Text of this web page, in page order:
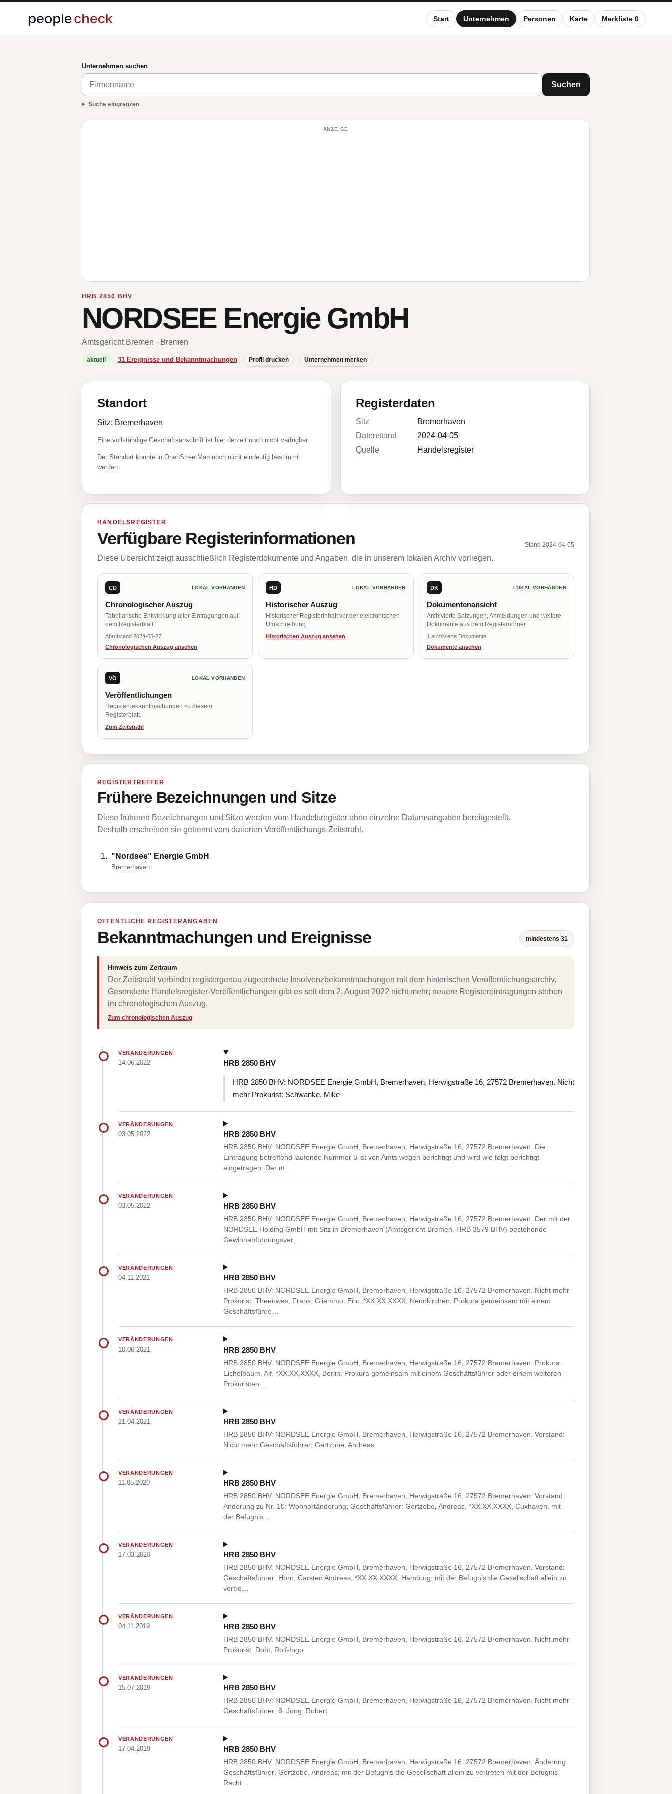
Start Unternehmen Personen Karte Merkliste 0
Unternehmen suchen
Suchen
Suche eingrenzen
ANZEIGE
HRB 2850 BHV
NORDSEE Energie GmbH
Amtsgericht Bremen · Bremen
aktuell 31 Ereignisse und Bekanntmachungen Profil drucken Unternehmen merken
Standort
Sitz: Bremerhaven
Eine vollständige Geschäftsanschrift ist hier derzeit noch nicht verfügbar.
Der Standort konnte in OpenStreetMap noch nicht eindeutig bestimmt
werden.
Registerdaten
Sitz
Bremerhaven
Datenstand
2024-04-05
Quelle
Handelsregister
HANDELSREGISTER
Verfügbare Registerinformationen Stand 2024-04-05
Diese Übersicht zeigt ausschließlich Registerdokumente und Angaben, die in unserem lokalen Archiv vorliegen.
CD LOKAL VORHANDEN
Chronologischer Auszug
Tabellarische Entwicklung aller Eintragungen auf
dem Registerblatt.
Abrufstand 2024-03-27
Chronologischen Auszug ansehen
HD LOKAL VORHANDEN
Historischer Auszug
Historischer Registerinhalt vor der elektronischen
Umschreibung.
Historischen Auszug ansehen
DK LOKAL VORHANDEN
Dokumentenansicht
Archivierte Satzungen, Anmeldungen und weitere
Dokumente aus dem Registerordner.
1 archivierte Dokumente
Dokumente ansehen
VÖ LOKAL VORHANDEN
Veröffentlichungen
Registerbekanntmachungen zu diesem
Registerblatt.
Zum Zeitstrahl
REGISTERTREFFER
Frühere Bezeichnungen und Sitze
Diese früheren Bezeichnungen und Sitze werden vom Handelsregister ohne einzelne Datumsangaben bereitgestellt.
Deshalb erscheinen sie getrennt vom datierten Veröffentlichungs-Zeitstrahl.
"Nordsee" Energie GmbH
Bremerhaven
ÖFFENTLICHE REGISTERANGABEN
Bekanntmachungen und Ereignisse mindestens 31
Hinweis zum Zeitraum
Der Zeitstrahl verbindet registergenau zugeordnete Insolvenzbekanntmachungen mit dem historischen Veröffentlichungsarchiv.
Gesonderte Handelsregister-Veröffentlichungen gibt es seit dem 2. August 2022 nicht mehr; neuere Registereintragungen stehen
im chronologischen Auszug.
Zum chronologischen Auszug
VERÄNDERUNGEN
14.06.2022 HRB 2850 BHV
HRB 2850 BHV: NORDSEE Energie GmbH, Bremerhaven, Herwigstraße 16, 27572 Bremerhaven. Nicht
mehr Prokurist: Schwanke, Mike
VERÄNDERUNGEN
03.05.2022 HRB 2850 BHV
HRB 2850 BHV: NORDSEE Energie GmbH, Bremerhaven, Herwigstraße 16, 27572 Bremerhaven. Die
Eintragung betreffend laufende Nummer 8 ist von Amts wegen berichtigt und wird wie folgt berichtigt
eingetragen: Der m…
VERÄNDERUNGEN
03.05.2022 HRB 2850 BHV
HRB 2850 BHV: NORDSEE Energie GmbH, Bremerhaven, Herwigstraße 16, 27572 Bremerhaven. Der mit der
NORDSEE Holding GmbH mit Sitz in Bremerhaven (Amtsgericht Bremen, HRB 3579 BHV) bestehende
Gewinnabführungsver…
VERÄNDERUNGEN
04.11.2021 HRB 2850 BHV
HRB 2850 BHV: NORDSEE Energie GmbH, Bremerhaven, Herwigstraße 16, 27572 Bremerhaven. Nicht mehr
Prokurist: Theeuwes, Frans; Gliemmo, Eric, *XX.XX.XXXX, Neunkirchen; Prokura gemeinsam mit einem
Geschäftsführe…
VERÄNDERUNGEN
10.06.2021 HRB 2850 BHV
HRB 2850 BHV: NORDSEE Energie GmbH, Bremerhaven, Herwigstraße 16, 27572 Bremerhaven. Prokura:
Eichelbaum, Alf, *XX.XX.XXXX, Berlin; Prokura gemeinsam mit einem Geschäftsführer oder einem weiteren
Prokuristen…
VERÄNDERUNGEN
21.04.2021 HRB 2850 BHV
HRB 2850 BHV: NORDSEE Energie GmbH, Bremerhaven, Herwigstraße 16, 27572 Bremerhaven. Vorstand:
Nicht mehr Geschäftsführer: Gertzobe, Andreas
VERÄNDERUNGEN
11.05.2020 HRB 2850 BHV
HRB 2850 BHV: NORDSEE Energie GmbH, Bremerhaven, Herwigstraße 16, 27572 Bremerhaven. Vorstand:
Änderung zu Nr. 10: Wohnortänderung; Geschäftsführer: Gertzobe, Andreas, *XX.XX.XXXX, Cuxhaven; mit
der Befugnis…
VERÄNDERUNGEN
17.03.2020 HRB 2850 BHV
HRB 2850 BHV: NORDSEE Energie GmbH, Bremerhaven, Herwigstraße 16, 27572 Bremerhaven. Vorstand:
Geschäftsführer: Horn, Carsten Andreas, *XX.XX.XXXX, Hamburg; mit der Befugnis die Gesellschaft allein zu
vertre…
VERÄNDERUNGEN
04.11.2019 HRB 2850 BHV
HRB 2850 BHV: NORDSEE Energie GmbH, Bremerhaven, Herwigstraße 16, 27572 Bremerhaven. Nicht mehr
Prokurist: Doht, Rolf-Ingo
VERÄNDERUNGEN
15.07.2019 HRB 2850 BHV
HRB 2850 BHV: NORDSEE Energie GmbH, Bremerhaven, Herwigstraße 16, 27572 Bremerhaven. Nicht mehr
Geschäftsführer: 8. Jung, Robert
VERÄNDERUNGEN
17.04.2019 HRB 2850 BHV
HRB 2850 BHV: NORDSEE Energie GmbH, Bremerhaven, Herwigstraße 16, 27572 Bremerhaven. Änderung:
Geschäftsführer: Gertzobe, Andreas; mit der Befugnis die Gesellschaft allein zu vertreten mit der Befugnis
Recht…